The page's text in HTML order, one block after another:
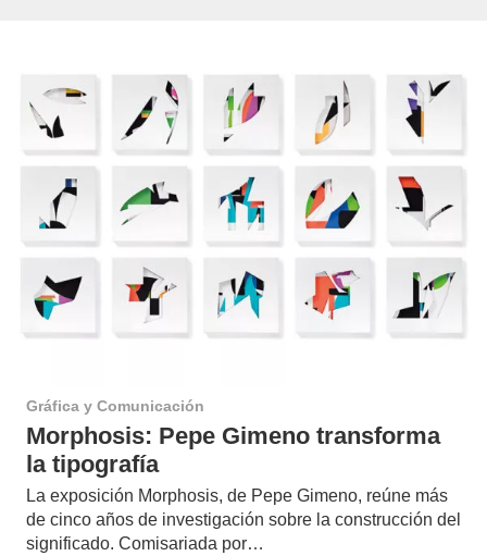
Gráfica y Comunicación
Morphosis: Pepe Gimeno transforma
la tipografía
La exposición Morphosis, de Pepe Gimeno, reúne más
de cinco años de investigación sobre la construcción del
significado. Comisariada por…